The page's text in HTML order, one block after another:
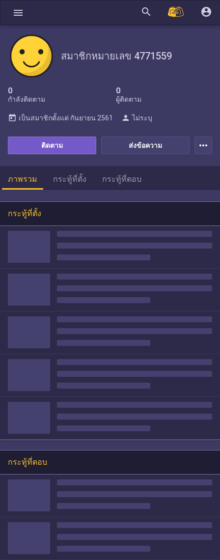
menu search account_circle
สมาชิกหมายเลข 4771559
0
กำลังติดตาม
0
ผู้ติดตาม
ส่งข้อความ
ติดตาม
today เป็นสมาชิกตั้งแต่ กันยายน 2561 person ไม่ระบุ
more_horiz
ภาพรวม กระทู้ที่ตั้ง กระทู้ที่ตอบ
กระทู้ที่ตั้ง
กระทู้ที่ตอบ